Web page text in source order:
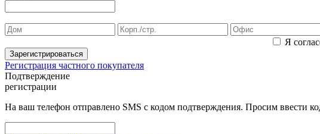
Я
Зарегистрироваться
Регистрация частного покупателя
Подтверждение
регистрации
На ваш телефон отправлено SMS с кодом подтверждения. Просим ввести